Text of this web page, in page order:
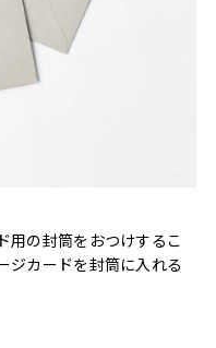
用の封筒をおつけするこ
ジカードを封筒に入れる